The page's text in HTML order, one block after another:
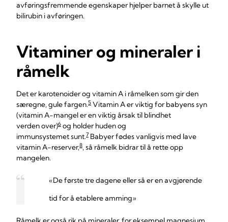
avføringsfremmende egenskaper hjelper barnet å skylle ut
bilirubin i avføringen.
Vitaminer og mineraler i
råmelk
Det er karotenoider og vitamin A i råmelken som gir den
særegne, gule fargen.5 Vitamin A er viktig for babyens syn
(vitamin A-mangel er en viktig årsak til blindhet
verden over)6 og holder huden og
immunsystemet sunt.7 Babyer fødes vanligvis med lave
vitamin A-reserver,8, så råmelk bidrar til å rette opp
mangelen.
«De første tre dagene eller så er en avgjørende
tid for å etablere amming»